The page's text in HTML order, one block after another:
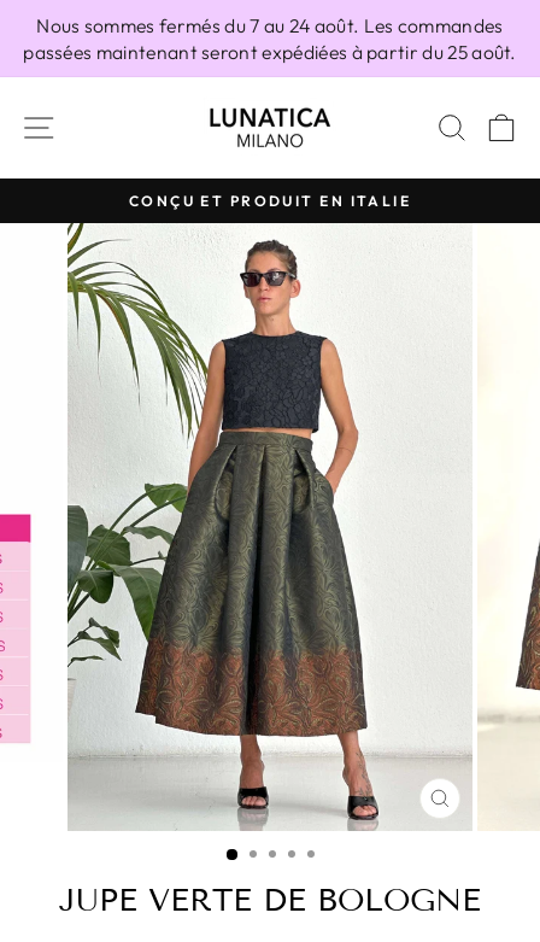
contenu
Nous sommes fermés du 7 au 24 août. Les commandes
passées maintenant seront expédiées à partir du 25 août.
Diaporama
Pause
CONÇU ET PRODUIT EN ITALIE
FERMER
(ESC)
JUPE VERTE DE BOLOGNE